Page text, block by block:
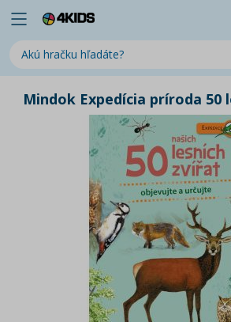
Mindok Expedícia príroda 50